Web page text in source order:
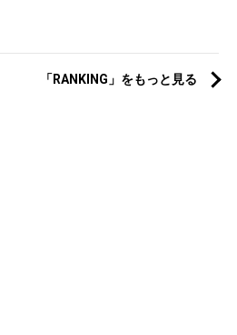
「RANKING」をもっと見る